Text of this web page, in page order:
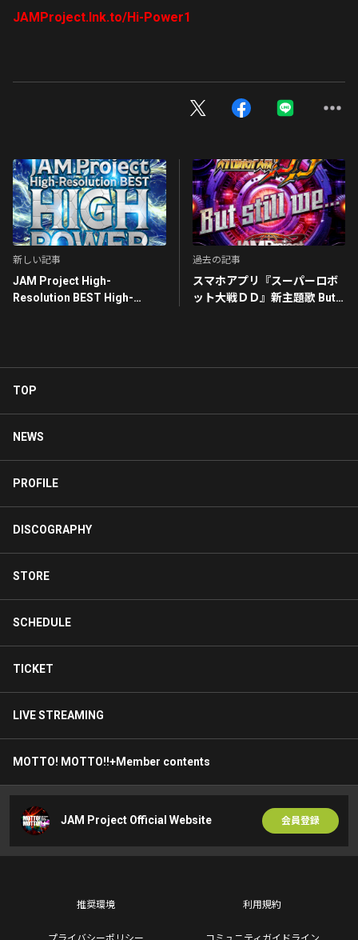
JAMProject.lnk.to/Hi-Power1
新しい記事
JAM Project High-
Resolution BEST High-
過去の記事
スマホアプリ『スーパーロボ
ット大戦ＤＤ』新主題歌 But
TOP
NEWS
PROFILE
DISCOGRAPHY
STORE
SCHEDULE
TICKET
LIVE STREAMING
MOTTO! MOTTO!!+Member contents
JAM Project Official Website 会員登録
推奨環境 利用規約